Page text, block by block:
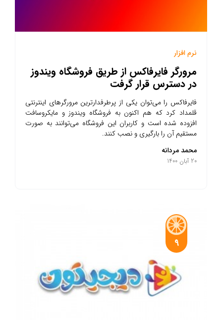
نرم افزار
مرورگر فایرفاکس از طریق فروشگاه ویندوز
در دسترس قرار گرفت
فایرفاکس را می‌توان یکی از پرطرفدارترین مرورگرهای اینترنتی
قلمداد کرد که هم اکنون به فروشگاه ویندوز و مایکروسافت
افزوده شده است و کاربران این فروشگاه می‌توانند به صورت
مستقیم آن را بارگیری و نصب کنند.
محمد مردانه
20 آبان 1400
9